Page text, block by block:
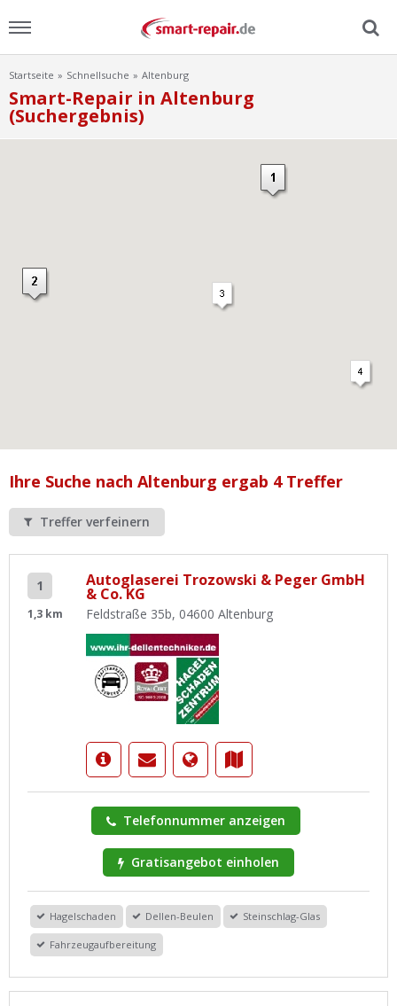
Menu
Home
FAQ
Werkstatt Login
Startseite Schnellsuche Altenburg
Smart-Repair in Altenburg
(Suchergebnis)
Ihre Suche nach Altenburg ergab 4 Treffer
Treffer verfeinern
1
1,3 km
Autoglaserei Trozowski & Peger GmbH
& Co. KG
Feldstraße 35b, 04600 Altenburg
Telefonnummer anzeigen
Gratisangebot einholen
Hagelschaden Dellen-Beulen Steinschlag-Glas
Fahrzeugaufbereitung